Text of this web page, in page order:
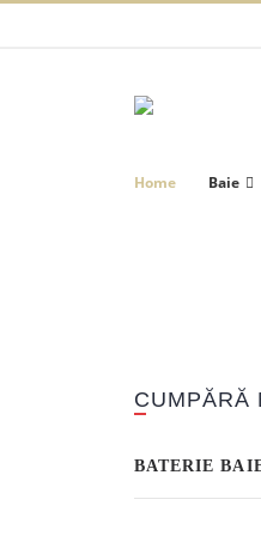
Home Baie
CUMPĂRĂ
BATERIE